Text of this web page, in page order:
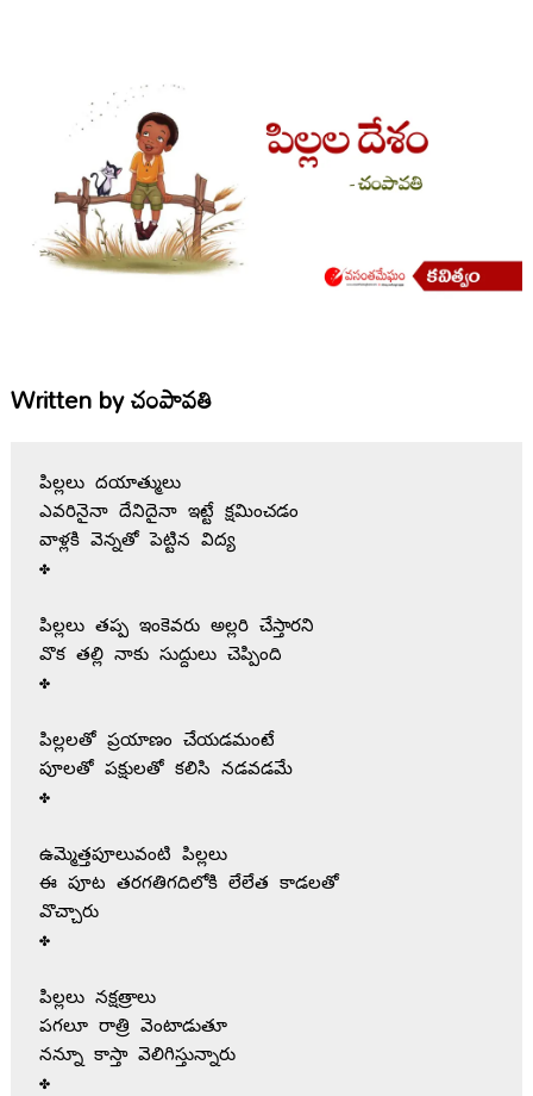
Written byచంపావతి
పిల్లలు దయాత్ములు
ఎవరినైనా దేనిదైనా ఇట్టే క్షమించడం
వాళ్లకి వెన్నతో పెట్టిన విద్య
✤
పిల్లలు తప్ప ఇంకెవరు అల్లరి చేస్తారని
వొక తల్లి నాకు సుద్దులు చెప్పింది
✤
పిల్లలతో ప్రయాణం చేయడమంటే
పూలతో పక్షులతో కలిసి నడవడమే
✤
ఉమ్మెత్తపూలువంటి పిల్లలు
ఈ పూట తరగతిగదిలోకి లేలేత కాడలతో
వొచ్చారు
✤
పిల్లలు నక్షత్రాలు
పగలూ రాత్రి వెంటాడుతూ
నన్నూ కాస్తా వెలిగిస్తున్నారు
✤